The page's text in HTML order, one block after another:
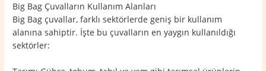
Big Bag Çuvalların Kullanım Alanları
Big Bag çuvallar, farklı sektörlerde geniş bir kullanım
alanına sahiptir. İşte bu çuvalların en yaygın kullanıldığı
sektörler: